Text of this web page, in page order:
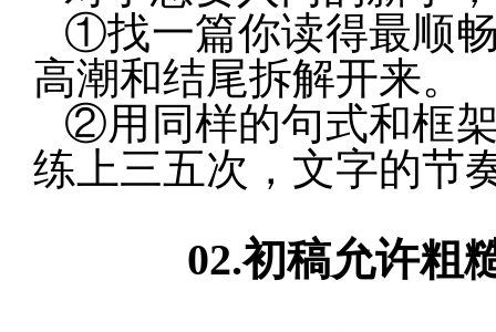
①找一篇你读得最顺
高潮和结尾拆解开来。
②用同样的句式和框
练上三五次，文字的节
02.初稿允许粗